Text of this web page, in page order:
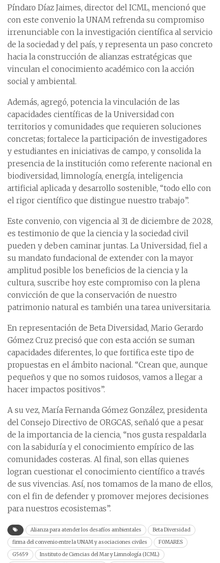
Píndaro Díaz Jaimes, director del ICML, mencionó que
con este convenio la UNAM refrenda su compromiso
irrenunciable con la investigación científica al servicio
de la sociedad y del país, y representa un paso concreto
hacia la construcción de alianzas estratégicas que
vinculan el conocimiento académico con la acción
social y ambiental.
Además, agregó, potencia la vinculación de las
capacidades científicas de la Universidad con
territorios y comunidades que requieren soluciones
concretas; fortalece la participación de investigadores
y estudiantes en iniciativas de campo, y consolida la
presencia de la institución como referente nacional en
biodiversidad, limnología, energía, inteligencia
artificial aplicada y desarrollo sostenible, “todo ello con
el rigor científico que distingue nuestro trabajo”.
Este convenio, con vigencia al 31 de diciembre de 2028,
es testimonio de que la ciencia y la sociedad civil
pueden y deben caminar juntas. La Universidad, fiel a
su mandato fundacional de extender con la mayor
amplitud posible los beneficios de la ciencia y la
cultura, suscribe hoy este compromiso con la plena
convicción de que la conservación de nuestro
patrimonio natural es también una tarea universitaria.
En representación de Beta Diversidad, Mario Gerardo
Gómez Cruz precisó que con esta acción se suman
capacidades diferentes, lo que fortifica este tipo de
propuestas en el ámbito nacional. “Crean que, aunque
pequeños y que no somos ruidosos, vamos a llegar a
hacer impactos positivos”.
A su vez, María Fernanda Gómez González, presidenta
del Consejo Directivo de ORGCAS, señaló que a pesar
de la importancia de la ciencia, “nos gusta respaldarla
con la sabiduría y el conocimiento empírico de las
comunidades costeras. Al final, son ellas quienes
logran cuestionar el conocimiento científico a través
de sus vivencias. Así, nos tomamos de la mano de ellos,
con el fin de defender y promover mejores decisiones
para nuestros ecosistemas”.
Alianza para atender los desafíos ambientales
Beta Diversidad
firma del convenio entre la UNAM y asociaciones civiles
FOMARES
G5659
Instituto de Ciencias del Mar y Limnología (ICML)